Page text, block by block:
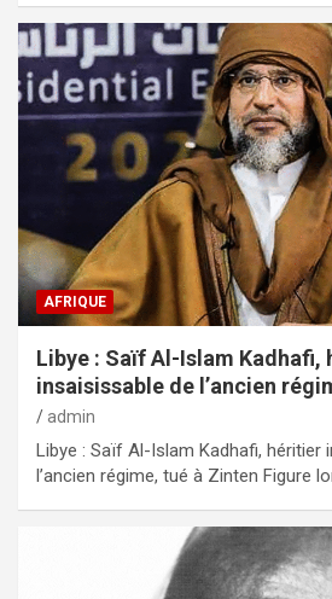
AFRIQUE
Libye : Saïf Al-Islam Kadhafi,
insaisissable de l’ancien
admin
Libye : Saïf Al-Islam Kadhafi, héritier
l’ancien régime, tué à Zinten Figure